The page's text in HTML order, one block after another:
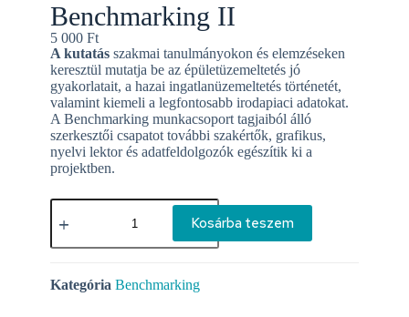
Benchmarking II
5 000 Ft
A kutatásszakmai tanulmányokon és elemzéseken
keresztül mutatja be az épületüzemeltetés jó
gyakorlatait, a hazai ingatlanüzemeltetés történetét,
valamint kiemeli a legfontosabb irodapiaci adatokat.
A Benchmarking munkacsoport tagjaiból álló
szerkesztői csapatot további szakértők, grafikus,
nyelvi lektor és adatfeldolgozók egészítik ki a
projektben.
Kosárba teszem
Kategória Benchmarking